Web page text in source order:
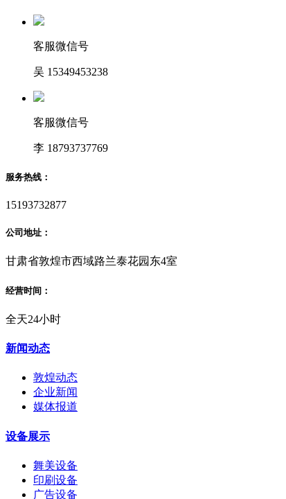
客服微信号
吴 15349453238
客服微信号
李 18793737769
服务热线：
15193732877
公司地址：
甘肃省敦煌市西域路兰泰花园东4室
经营时间：
全天24小时
新闻动态
敦煌动态
企业新闻
媒体报道
设备展示
舞美设备
印刷设备
广告设备